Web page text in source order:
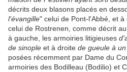
décrits deux blasons placés en
l'évangille" celui de Pont-l'Abbé, et à
celui de Rostrenen, comme décrit
à gauche, les armoiries litigieuses
de sinople et à droite de gueule à
posées récemment par Dame du
armoiries des Bodilleau (Bodilio) et